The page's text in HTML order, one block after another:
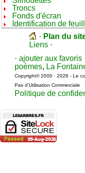
Troncs
Fonds d'écran
Identification de
· Plan du
Liens ·
· ajouter aux favoris
poèmes, La
Copyright© 2000 · 2026 - Le
Pas d’Utilisation Commerciale
Politique de